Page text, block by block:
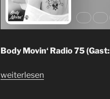
Body Movin‘ Radio 75
„Body
weiterlesen